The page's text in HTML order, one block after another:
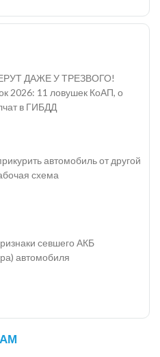
ДАЖЕ У ТРЕЗВОГО!
2026: 11 ловушек КоАП, о
в ГИБДД
автомобиль от другой
схема
севшего АКБ
автомобиля